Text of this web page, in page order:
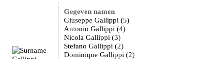
Gegeven namen
Giuseppe Gallippi (5)
Antonio Gallippi (4)
Nicola Gallippi (3)
Stefano Gallippi (2)
Dominique Gallippi (2)